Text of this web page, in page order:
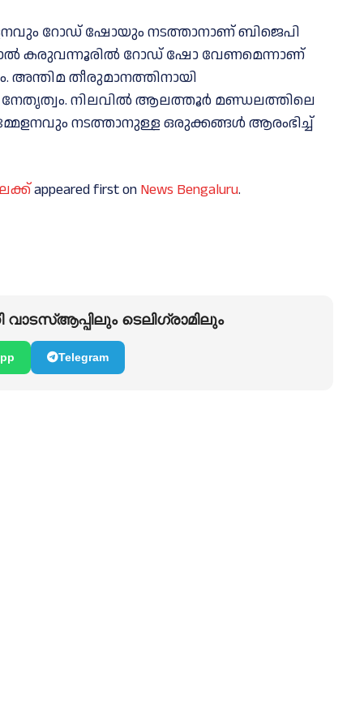
റോഡ് ഷോയും നടത്താനാണ് ബിജെപി
കരുവന്നൂരില്‍ റോഡ് ഷോ വേണമെന്നാണ്
അന്തിമ തീരുമാനത്തിനായി
നിലവില്‍ ആലത്തൂര്‍ മണ്ഡലത്തിലെ
നടത്താനുള്ള ഒരുക്കങ്ങള്‍ ആരംഭിച്ച്‌
appeared first on News Bengaluru.
ടെലിഗ്രാമിലും
Telegram